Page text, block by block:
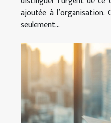
ajoutée à l’organisation.
seulement...